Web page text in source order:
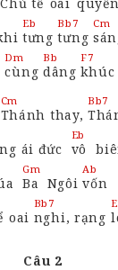
Eb
tưng
Bb7
tưng
Cm
Dm
cùng
Bb
dâng
F7
khúc
Cm
Thánh thay,
Bb7
ái đức
Eb
vô
Gm
Ba Ngôi
Ab
vốn
oai
Bb7
nghi, rạng
Câu 2